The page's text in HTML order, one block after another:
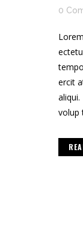
0
ercit
volup